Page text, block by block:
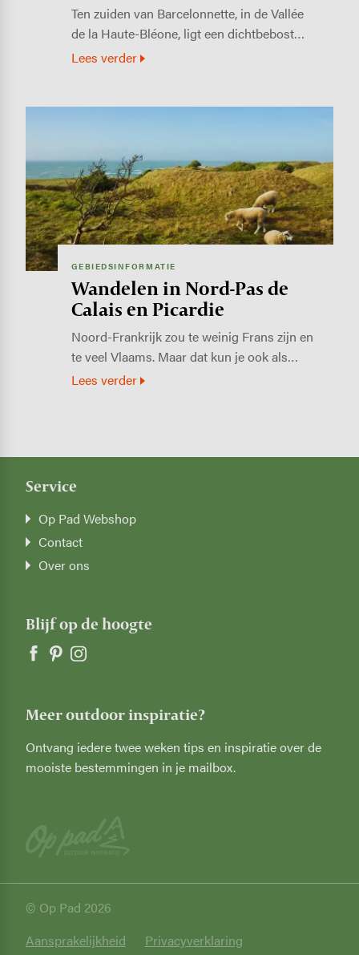
Ten zuiden van Barcelonnette, in de Vallée
de la Haute-Bléone, ligt een dichtbebost…
Lees verder
GEBIEDSINFORMATIE
Wandelen in Nord-Pas de
Calais en Picardie
Noord-Frankrijk zou te weinig Frans zijn en
te veel Vlaams. Maar dat kun je ook als…
Lees verder
Service
Op Pad Webshop
Contact
Over ons
Blijf op de hoogte
Meer outdoor inspiratie?
Ontvang iedere twee weken tips en inspiratie over de
mooiste bestemmingen in je mailbox.
© Op Pad 2026
Privacy
Aansprakelijkheid Privacyverklaring